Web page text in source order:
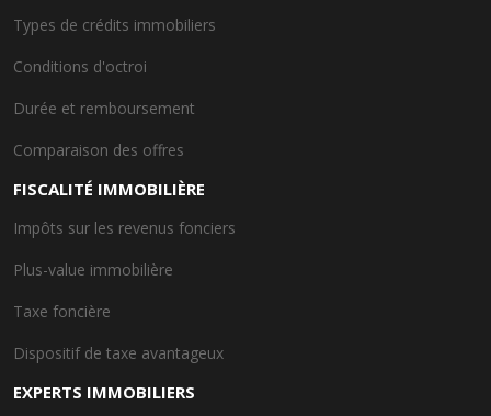
Types de crédits immobiliers
Conditions d'octroi
Durée et remboursement
Comparaison des offres
FISCALITÉ IMMOBILIÈRE
Impôts sur les revenus fonciers
Plus-value immobilière
Taxe foncière
Dispositif de taxe avantageux
EXPERTS IMMOBILIERS